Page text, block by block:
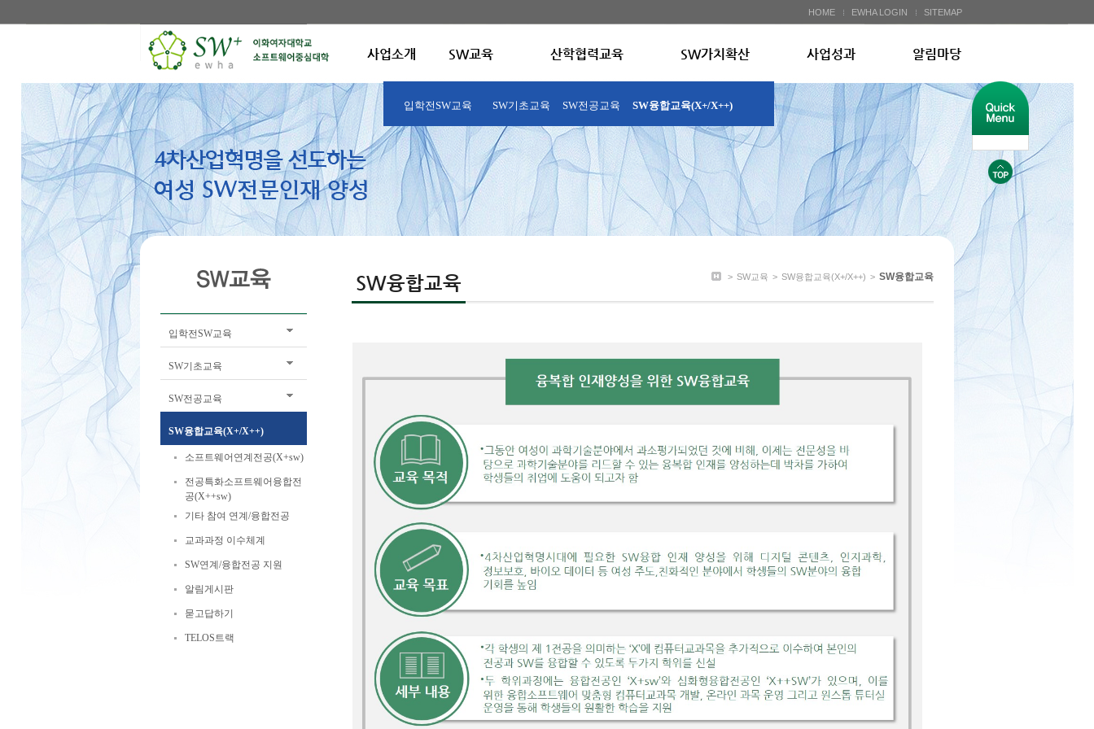
사업소개 SW교육
입학전SW교육 SW기초교육 SW전공교육 SW융합교육(X+/X++)
산학협력교육 SW가치확산 사업성과 알림마당
HOME EWHA LOGIN SITEMAP
입학전SW교육
SW기초교육
SW전공교육
SW융합교육(X+/X++)
소프트웨어연계전공(X+sw)
전공특화소프트웨어융합전
공(X++sw)
기타 참여 연계/융합전공
교과과정 이수체계
SW연계/융합전공 지원
알림게시판
묻고답하기
TELOS트랙
SW융합교육 > SW교육 > SW융합교육(X+/X++) > SW융합교육